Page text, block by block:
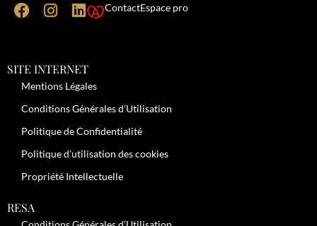
ContactEspace pro
SITE INTERNET
Mentions Légales
Conditions Générales d’Utilisation
Politique de Confidentialité
Politique d’utilisation des cookies
Propriété Intellectuelle
RESA